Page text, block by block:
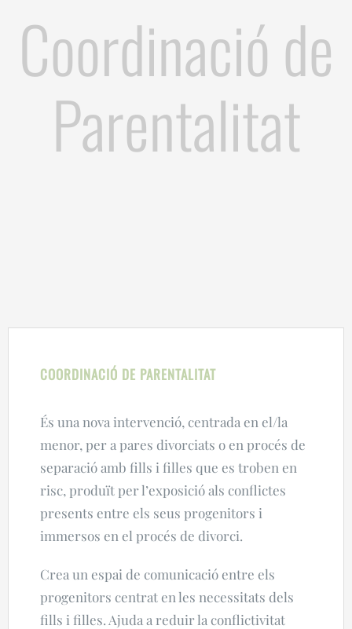
Coordinació de
Parentalitat
COORDINACIÓ DE PARENTALITAT
És una nova intervenció, centrada en el/la
menor, per a pares divorciats o en procés de
separació amb fills i filles que es troben en
risc, produït per l’exposició als conflictes
presents entre els seus progenitors i
immersos en el procés de divorci.
Crea un espai de comunicació entre els
progenitors centrat en les necessitats dels
fills i filles. Ajuda a reduir la conflictivitat